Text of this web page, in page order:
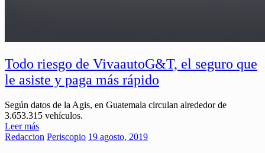
Todo riesgo de VivaautoG&T, el seguro que
le asiste y paga más rápido
Según datos de la Agis, en Guatemala circulan alrededor de
3.653.315 vehículos.
Leer más
Redaccion Periscopio 19 agosto, 2019